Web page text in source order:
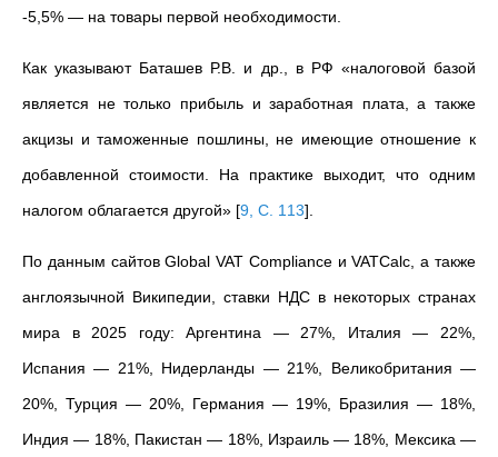
-5,5% — на товары первой необходимости.
Как указывают Баташев Р.В. и др., в РФ «налоговой базой
является не только прибыль и заработная плата, а также
акцизы и таможенные пошлины, не имеющие отношение к
добавленной стоимости. На практике выходит, что одним
налогом облагается другой» [9, С. 113]
По данным сайтов Global VAT Compliance и VATCalc, а также
англоязычной Википедии, ставки НДС в некоторых странах
мира в 2025 году: Аргентина — 27%, Италия — 22%,
Испания — 21%, Нидерланды — 21%, Великобритания —
20%, Турция — 20%, Германия — 19%, Бразилия — 18%,
Индия — 18%, Пакистан — 18%, Израиль — 18%, Мексика —